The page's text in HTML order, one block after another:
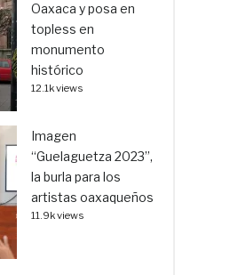
Oaxaca y posa en
topless en
monumento
histórico
12.1k views
Imagen
“Guelaguetza 2023”,
la burla para los
artistas oaxaqueños
11.9k views